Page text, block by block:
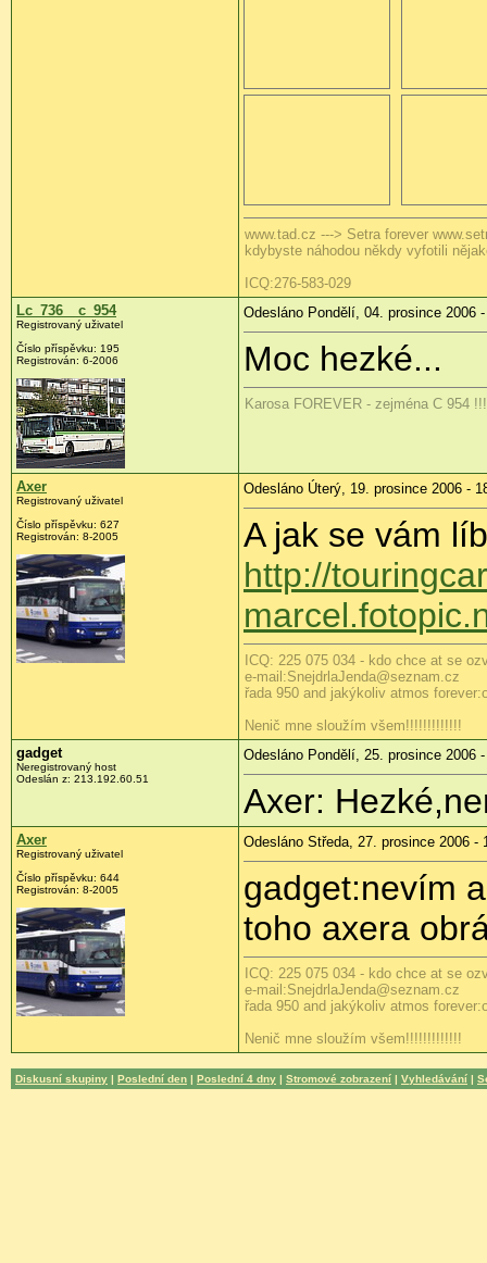
www.tad.cz ---> Setra forever
kdybyste náhodou někdy vyfotili
ICQ:276-583-029
Lc_736__c_954
Registrovaný uživatel
Číslo příspěvku: 195
Registrován: 6-2006
Odesláno Pondělí, 04. prosince 2006
Moc hezké...
Karosa FOREVER - zejména C 954 !!!
Axer
Registrovaný uživatel
Číslo příspěvku: 627
Registrován: 8-2005
Odesláno Úterý, 19. prosince 2006 -
A jak se vám
http://
ICQ: 225 075 034 - kdo chce at se
e-mail:SnejdrlaJenda@seznam.cz
řada 950 and jakýkoliv atmos
Nenič mne sloužím všem!!!!!!!!!!!!!
gadget
Neregistrovaný host
Odeslán z: 213.192.60.51
Odesláno Pondělí, 25. prosince 2006
Axer:
Axer
Registrovaný uživatel
Číslo příspěvku: 644
Registrován: 8-2005
Odesláno Středa, 27. prosince 2006 -
gadget:nevím
toho axera
ICQ: 225 075 034 - kdo chce at se
e-mail:SnejdrlaJenda@seznam.cz
řada 950 and jakýkoliv atmos
Nenič mne sloužím všem!!!!!!!!!!!!!
Diskusní skupiny | Poslední den | Poslední 4 dny | Stromové zobrazení | Vyhledávání |